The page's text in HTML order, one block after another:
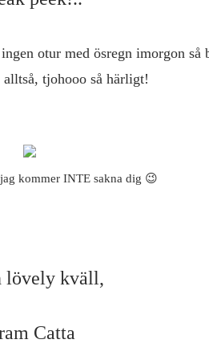
otur med ösregn imorgon
tjohooo så härligt!
kommer INTE sakna dig 😉
lövely kväll,
Catta